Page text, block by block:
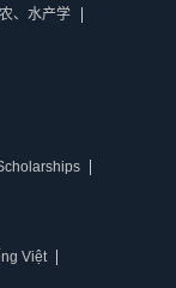
农、水产学
Việt